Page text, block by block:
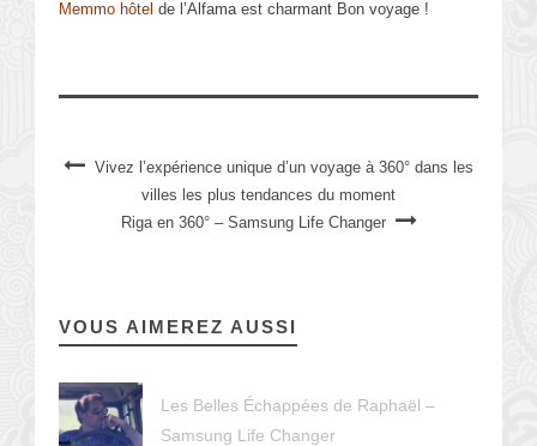
Memmo hôtel de l’Alfama est charmant Bon voyage !
Vivez l’expérience unique d’un voyage à 360° dans les
villes les plus tendances du moment
Riga en 360° – Samsung Life Changer
VOUS AIMEREZ AUSSI
Les Belles Échappées de Raphaël –
Samsung Life Changer